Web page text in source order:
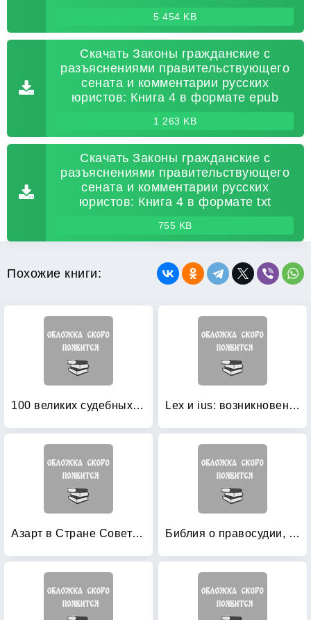
5 454 KB
Скачать Законы гражданские с
разъяснениями правительствующего
сената и комментарии русских
юристов: Книга 4 в формате epub
1 263 KB
Скачать Законы гражданские с
разъяснениями правительствующего
сената и комментарии русских
юристов: Книга 4 в формате txt
755 KB
Похожие книги:
100 великих судебных процессов Lex и ius: возникновение и развитие римского права в VII-III вв: до н. э
Азарт в Стране Советов: В 3-х томах. Том 1: Азартные игры Библия о правосудии, праве и морали